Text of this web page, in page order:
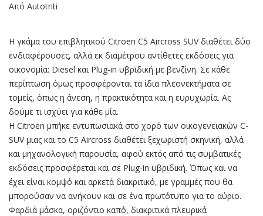
Από Autotriti
Η γκάμα του επιβλητικού Citroen C5 Aircross SUV διαθέτει δύο
ενδιαφέρουσες, αλλά εκ διαμέτρου αντίθετες εκδόσεις για
οικονομία: Diesel και Plug-in υβριδική με βενζίνη. Σε κάθε
περίπτωση όμως προσφέρονται τα ίδια πλεονεκτήματα σε
τομείς, όπως η άνεση, η πρακτικότητα και η ευρυχωρία. Ας
δούμε τι ισχύει για κάθε μία.
H Citroen μπήκε εντυπωσιακά στο χορό των οικογενειακών C-
SUV μιας και το C5 Aircross διαθέτει ξεχωριστή σκηνική, αλλά
και μηχανολογική παρουσία, αφού εκτός από τις συμβατικές
εκδόσεις προσφέρεται και σε Plug-in υβριδική. Όπως και να
έχει είναι κομψό και αρκετά διακριτικό, με γραμμές που θα
μπορούσαν να ανήκουν και σε ένα πρωτότυπο για το αύριο.
Φαρδιά μάσκα, οριζόντιο καπό, διακριτικά πλευρικά